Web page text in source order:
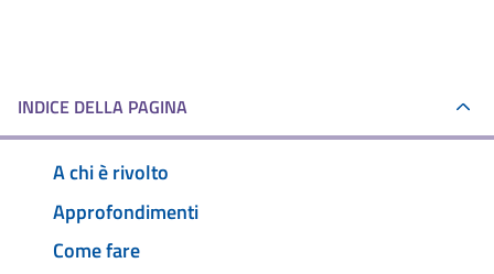
INDICE DELLA PAGINA
A chi è rivolto
Approfondimenti
Come fare